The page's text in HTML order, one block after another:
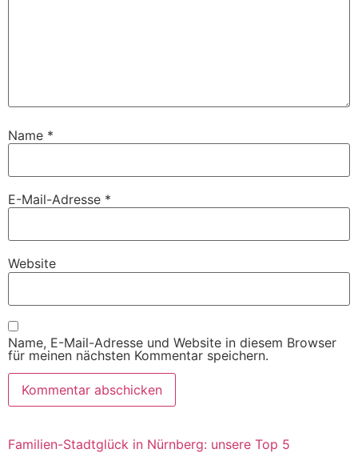
Name *
E-Mail-Adresse *
Website
Name, E-Mail-Adresse und Website in diesem Browser
für meinen nächsten Kommentar speichern.
Familien-Stadtglück in Nürnberg: unsere Top 5